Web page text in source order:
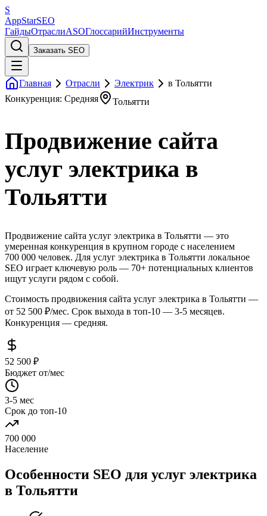
S
AppStarSEO
ГайдыОтраслиASOГлоссарийИнструменты
Заказать SEO
Главная Отрасли Электрик
в Тольятти
Конкуренция: Средняя
Тольятти
Продвижение сайта
услуг электрика в
Тольятти
Продвижение сайта услуг электрика в Тольятти — это
умеренная конкуренция в крупном городе с населением
700 000 человек. Для услуг электрика в Тольятти локальное
SEO играет ключевую роль — 70+ потенциальных клиентов
ищут услуги рядом с собой.
Стоимость продвижения сайта услуг электрика в Тольятти —
от 52 500 ₽/мес. Срок выхода в топ-10 — 3-5 месяцев.
Конкуренция — средняя.
52 500 ₽
Бюджет от/мес
3-5 мес
Срок до топ-10
700 000
Население
Особенности SEO для услуг электрика
в Тольятти